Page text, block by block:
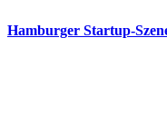
Hamburger Startup-